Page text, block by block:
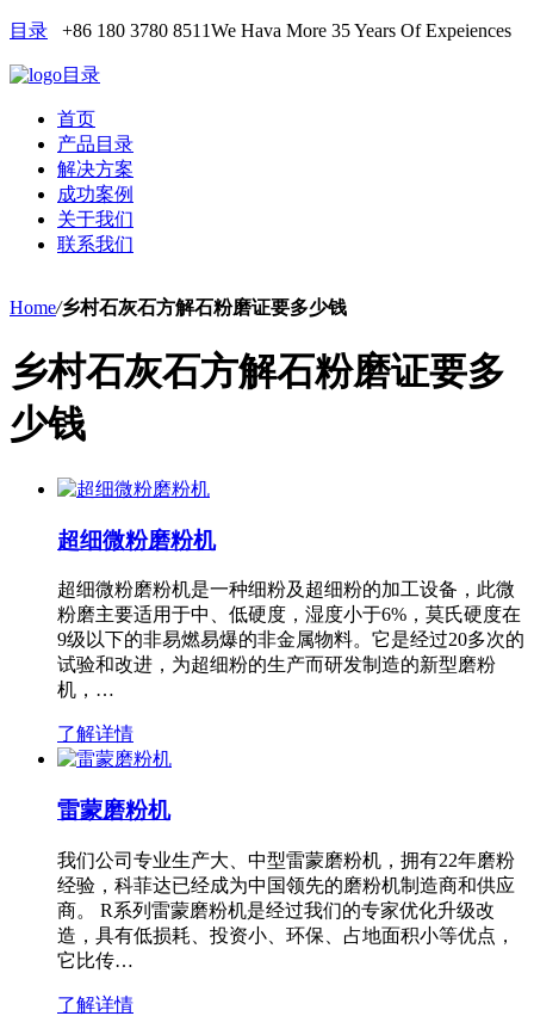
目录 +86 180 3780 8511We Hava More 35 Years Of Expeiences
目录
首页
产品目录
解决方案
成功案例
关于我们
联系我们
Home/乡村石灰石方解石粉磨证要多少钱
乡村石灰石方解石粉磨证要多
少钱
超细微粉磨粉机
超细微粉磨粉机是一种细粉及超细粉的加工设备，此微
粉磨主要适用于中、低硬度，湿度小于6%，莫氏硬度在
9级以下的非易燃易爆的非金属物料。它是经过20多次的
试验和改进，为超细粉的生产而研发制造的新型磨粉
机，…
了解详情
雷蒙磨粉机
我们公司专业生产大、中型雷蒙磨粉机，拥有22年磨粉
经验，科菲达已经成为中国领先的磨粉机制造商和供应
商。 R系列雷蒙磨粉机是经过我们的专家优化升级改
造，具有低损耗、投资小、环保、占地面积小等优点，
它比传…
了解详情